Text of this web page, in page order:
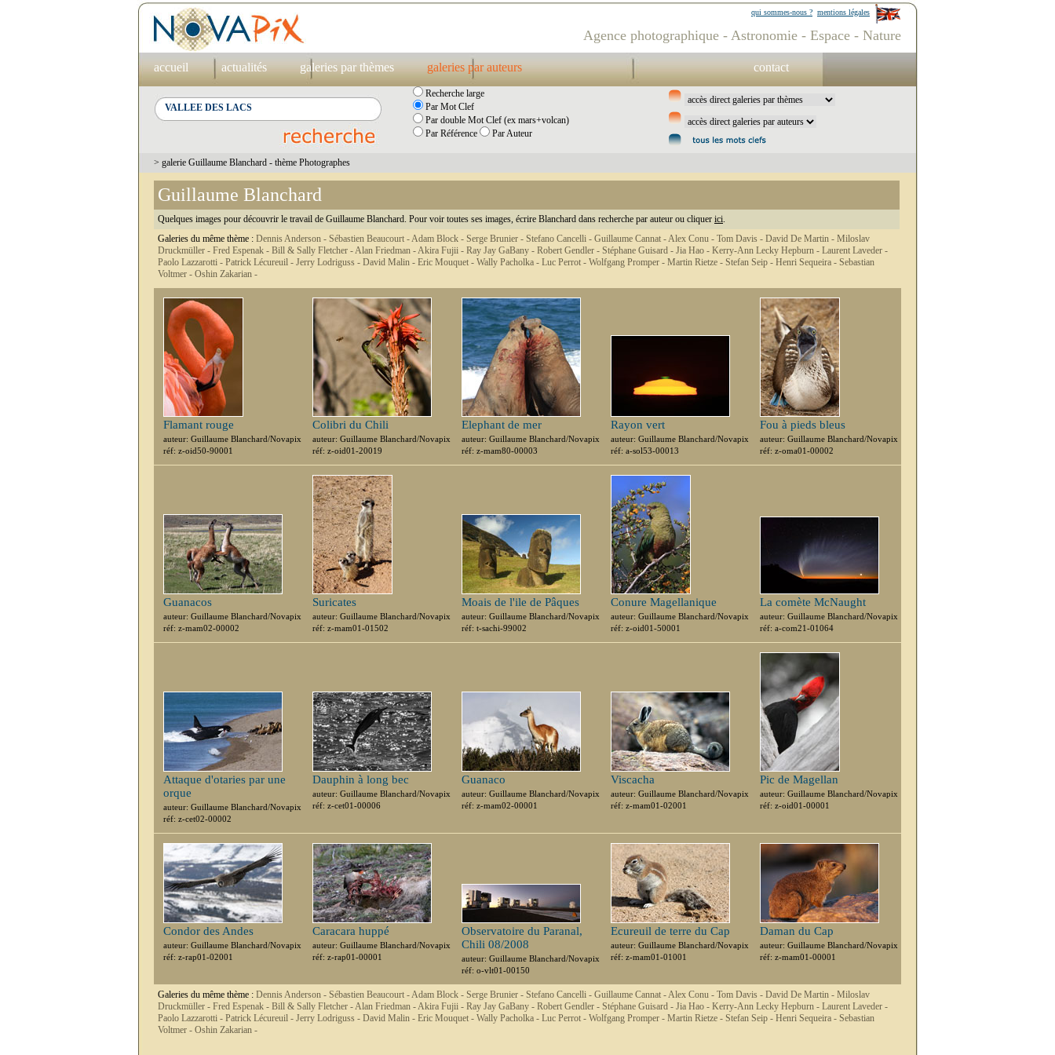
mentions légales
qui sommes-nous ?
Agence photographique - Astronomie - Espace - Nature
accueil actualités galeries par thèmes galeries par auteurs contact
Recherche large
Par Mot Clef
Par double Mot Clef (ex mars+volcan)
Par Référence
Par Auteur
> galerie Guillaume Blanchard - thème Photographes
Guillaume Blanchard
Quelques images pour découvrir le travail de Guillaume Blanchard. Pour voir toutes ses images, écrire Blanchard dans recherche par auteur ou cliquer ici.
Galeries du même thème : Dennis Anderson - Sébastien Beaucourt -Adam Block - Serge Brunier - Stefano Cancelli - Guillaume Cannat -Alex Conu - Tom Davis - David De Martin - Miloslav
Druckmüller - Fred Espenak - Bill & Sally Fletcher -Alan Friedman -Akira Fujii - Ray Jay GaBany - Robert Gendler - Stéphane Guisard - Jia Hao - Kerry-Ann Lecky Hepburn - Laurent Laveder -
Paolo Lazzarotti - Patrick Lécureuil - Jerry Lodriguss - David Malin - Eric Mouquet - Wally Pacholka - Luc Perrot - Wolfgang Promper - Martin Rietze - Stefan Seip - Henri Sequeira - Sebastian
Voltmer - Oshin Zakarian -
Flamant rouge
auteur: Guillaume Blanchard/Novapix
réf: z-oid50-90001
Colibri du Chili
auteur: Guillaume Blanchard/Novapix
réf: z-oid01-20019
Elephant de mer
auteur: Guillaume Blanchard/Novapix
réf: z-mam80-00003
Rayon vert
auteur: Guillaume Blanchard/Novapix
réf: a-sol53-00013
Fou à pieds bleus
auteur: Guillaume Blanchard/Novapix
réf: z-oma01-00002
Guanacos
auteur: Guillaume Blanchard/Novapix
réf: z-mam02-00002
Suricates
auteur: Guillaume Blanchard/Novapix
réf: z-mam01-01502
Moais de l'ile de Pâques
auteur: Guillaume Blanchard/Novapix
réf: t-sachi-99002
Conure Magellanique
auteur: Guillaume Blanchard/Novapix
réf: z-oid01-50001
La comète McNaught
auteur: Guillaume Blanchard/Novapix
réf: a-com21-01064
Attaque d'otaries par une
orque
auteur: Guillaume Blanchard/Novapix
réf: z-cet02-00002
Dauphin à long bec
auteur: Guillaume Blanchard/Novapix
réf: z-cet01-00006
Guanaco
auteur: Guillaume Blanchard/Novapix
réf: z-mam02-00001
Viscacha
auteur: Guillaume Blanchard/Novapix
réf: z-mam01-02001
Pic de Magellan
auteur: Guillaume Blanchard/Novapix
réf: z-oid01-00001
Condor des Andes
auteur: Guillaume Blanchard/Novapix
réf: z-rap01-02001
Caracara huppé
auteur: Guillaume Blanchard/Novapix
réf: z-rap01-00001
Observatoire du Paranal,
Chili 08/2008
auteur: Guillaume Blanchard/Novapix
réf: o-vlt01-00150
Ecureuil de terre du Cap
auteur: Guillaume Blanchard/Novapix
réf: z-mam01-01001
Daman du Cap
auteur: Guillaume Blanchard/Novapix
réf: z-mam01-00001
Galeries du même thème : Dennis Anderson - Sébastien Beaucourt -Adam Block - Serge Brunier - Stefano Cancelli - Guillaume Cannat -Alex Conu - Tom Davis - David De Martin - Miloslav
Druckmüller - Fred Espenak - Bill & Sally Fletcher -Alan Friedman -Akira Fujii - Ray Jay GaBany - Robert Gendler - Stéphane Guisard - Jia Hao - Kerry-Ann Lecky Hepburn - Laurent Laveder -
Paolo Lazzarotti - Patrick Lécureuil - Jerry Lodriguss - David Malin - Eric Mouquet - Wally Pacholka - Luc Perrot - Wolfgang Promper - Martin Rietze - Stefan Seip - Henri Sequeira - Sebastian
Voltmer - Oshin Zakarian -